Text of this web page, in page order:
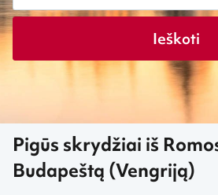
Ieškoti
Pigūs skrydžiai iš
Budapeštą (Vengriją)